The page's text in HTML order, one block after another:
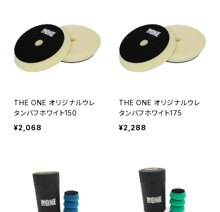
THE ONE オリジナルウレ
タンバフホワイト150
¥2,068
THE ONE オリジナルウレ
タンバフホワイト175
¥2,288